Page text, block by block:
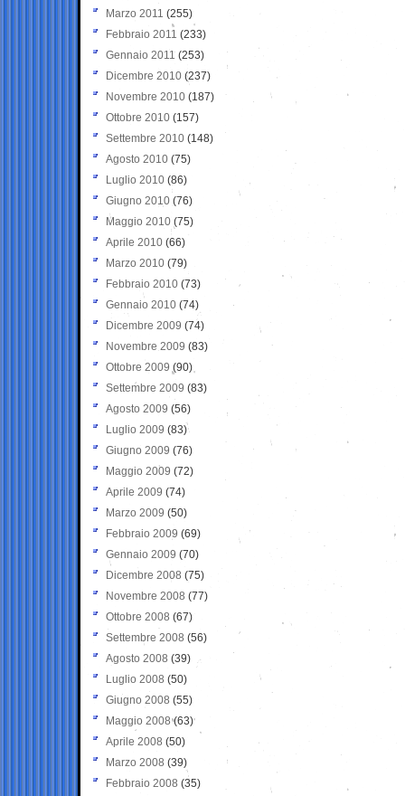
Marzo 2011 (255)
Febbraio 2011 (233)
Gennaio 2011 (253)
Dicembre 2010 (237)
Novembre 2010 (187)
Ottobre 2010 (157)
Settembre 2010 (148)
Agosto 2010 (75)
Luglio 2010 (86)
Giugno 2010 (76)
Maggio 2010 (75)
Aprile 2010 (66)
Marzo 2010 (79)
Febbraio 2010 (73)
Gennaio 2010 (74)
Dicembre 2009 (74)
Novembre 2009 (83)
Ottobre 2009 (90)
Settembre 2009 (83)
Agosto 2009 (56)
Luglio 2009 (83)
Giugno 2009 (76)
Maggio 2009 (72)
Aprile 2009 (74)
Marzo 2009 (50)
Febbraio 2009 (69)
Gennaio 2009 (70)
Dicembre 2008 (75)
Novembre 2008 (77)
Ottobre 2008 (67)
Settembre 2008 (56)
Agosto 2008 (39)
Luglio 2008 (50)
Giugno 2008 (55)
Maggio 2008(63)
Aprile 2008 (50)
Marzo 2008 (39)
Febbraio 2008 (35)